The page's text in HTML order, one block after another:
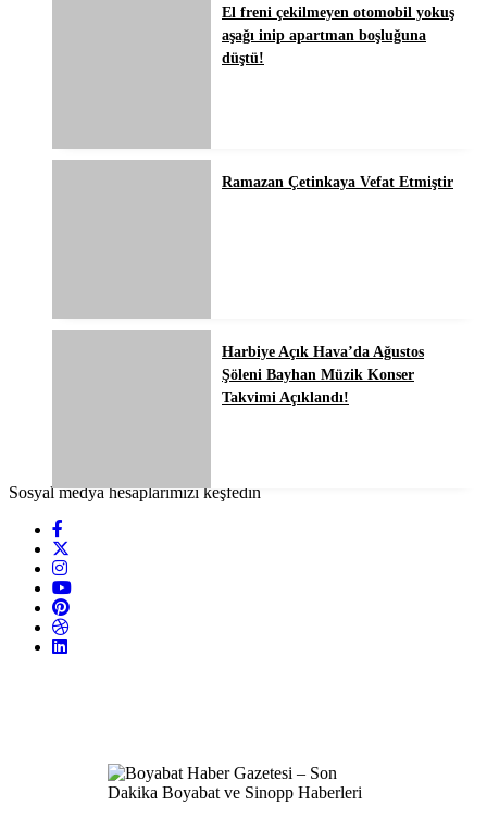
El freni çekilmeyen otomobil yokuş
aşağı inip apartman boşluğuna
düştü!
Ramazan Çetinkaya Vefat Etmiştir
Harbiye Açık Hava’da Ağustos
Şöleni Bayhan Müzik Konser
Takvimi Açıklandı!
Sosyal medya hesaplarımızı keşfedin